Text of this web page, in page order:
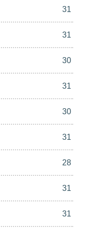
31
31
30
31
30
31
28
31
31